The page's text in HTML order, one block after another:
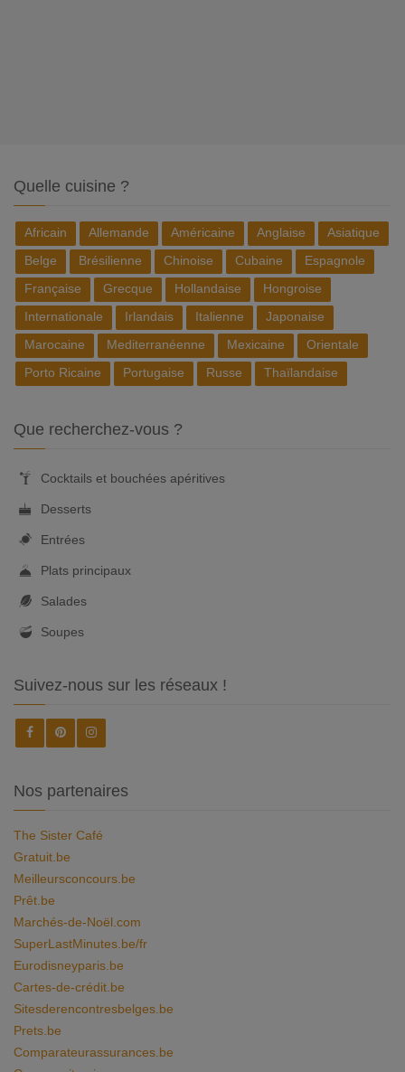
Quelle cuisine ?
Africain Allemande Américaine Anglaise
Asiatique
Belge
Brésilienne Chinoise Cubaine
Espagnole
Française
Grecque Hollandaise
Hongroise
Internationale
Irlandais Italienne
Japonaise
Marocaine
Mediterranéenne Mexicaine
Orientale
Porto Ricaine
Portugaise Russe Thaïlandaise
Que recherchez-vous ?
Cocktails et bouchées apéritives
Desserts
Entrées
Plats principaux
Salades
Soupes
Suivez-nous sur les réseaux !
Nos partenaires
The Sister Café
Gratuit.be
Meilleursconcours.be
Prêt.be
Marchés-de-Noël.com
SuperLastMinutes.be/fr
Eurodisneyparis.be
Cartes-de-crédit.be
Sitesderencontresbelges.be
Prets.be
Comparateurassurances.be